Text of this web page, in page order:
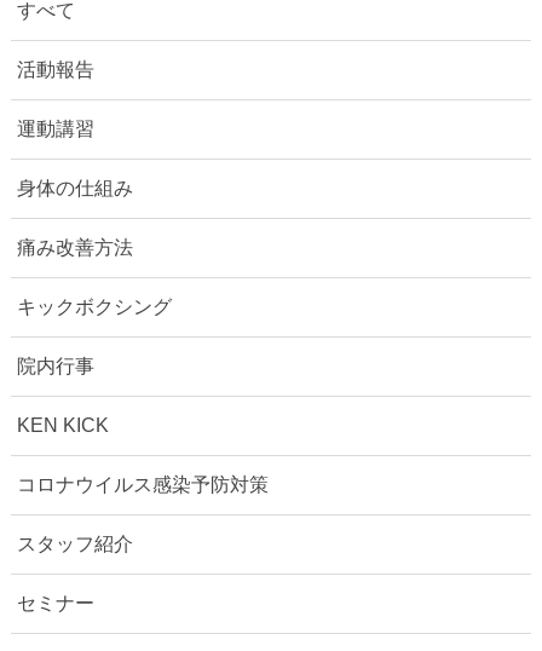
すべて
活動報告
運動講習
身体の仕組み
痛み改善方法
キックボクシング
院内行事
KEN KICK
コロナウイルス感染予防対策
スタッフ紹介
セミナー